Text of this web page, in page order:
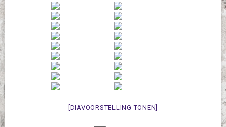
[DIAVOORSTELLING TONEN]